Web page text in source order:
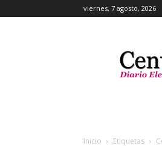
viernes, 7 agosto, 2026
Inicio Etiquetas